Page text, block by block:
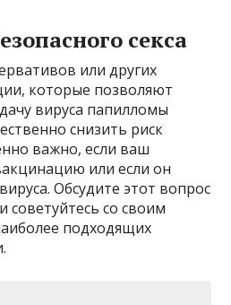
секса
или других
которые позволяют
вируса папилломы
снизить риск
важно, если ваш
или если он
Обсудите этот вопрос
советуйтесь со своим
подходящих